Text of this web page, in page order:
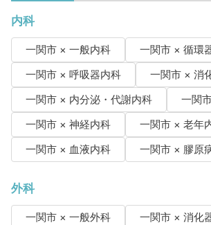
内科
一関市 × 一般内科
一関市 × 循環
一関市 × 呼吸器内科
一関市 × 消
一関市 × 内分泌・代謝内科
一関
一関市 × 神経内科
一関市 × 老年
一関市 × 血液内科
一関市 × 膠原
外科
一関市 × 一般外科
一関市 × 消化